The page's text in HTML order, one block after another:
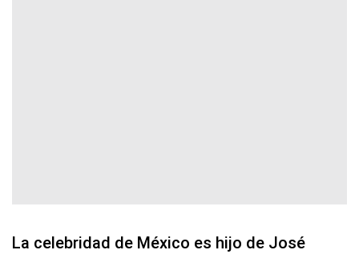
La celebridad de México es hijo de José